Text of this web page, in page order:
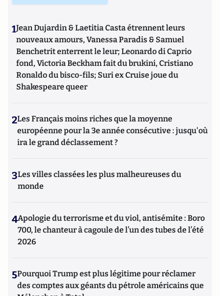
1Jean Dujardin & Laetitia Casta étrennent leurs
nouveaux amours, Vanessa Paradis & Samuel
Benchetrit enterrent le leur; Leonardo di Caprio
fond, Victoria Beckham fait du brukini, Cristiano
Ronaldo du bisco-fils; Suri ex Cruise joue du
Shakespeare queer
2Les Français moins riches que la moyenne
européenne pour la 3e année consécutive : jusqu'où
ira le grand déclassement ?
3Les villes classées les plus malheureuses du
monde
4Apologie du terrorisme et du viol, antisémite : Boro
700, le chanteur à cagoule de l’un des tubes de l’été
2026
5Pourquoi Trump est plus légitime pour réclamer
des comptes aux géants du pétrole américains que